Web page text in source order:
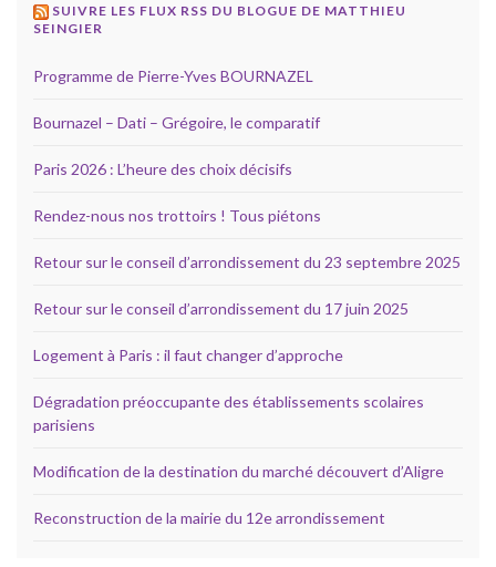
SUIVRE LES FLUX RSS DU BLOGUE DE MATTHIEU
SEINGIER
Programme de Pierre-Yves BOURNAZEL
Bournazel – Dati – Grégoire, le comparatif
Paris 2026 : L’heure des choix décisifs
Rendez-nous nos trottoirs ! Tous piétons
Retour sur le conseil d’arrondissement du 23 septembre 2025
Retour sur le conseil d’arrondissement du 17 juin 2025
Logement à Paris : il faut changer d’approche
Dégradation préoccupante des établissements scolaires
parisiens
Modification de la destination du marché découvert d’Aligre
Reconstruction de la mairie du 12e arrondissement